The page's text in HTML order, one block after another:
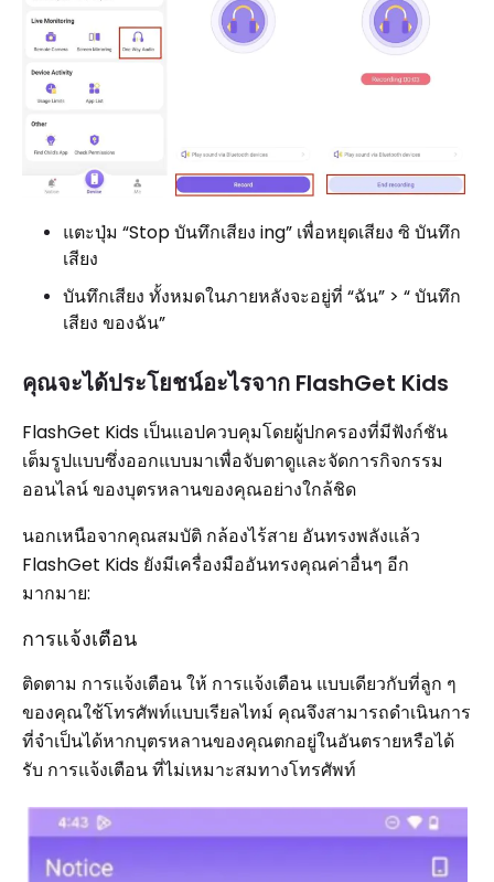
แตะปุ่ม “Stop บันทึกเสียง ing” เพื่อหยุดเสียง ซิ บันทึก
เสียง
บันทึกเสียง ทั้งหมดในภายหลังจะอยู่ที่ “ฉัน” > “ บันทึก
เสียง ของฉัน”
คุณจะได้ประโยชน์อะไรจาก FlashGet Kids
FlashGet Kids เป็นแอปควบคุมโดยผู้ปกครองที่มีฟังก์ชัน
เต็มรูปแบบซึ่งออกแบบมาเพื่อจับตาดูและจัดการกิจกรรม
ออนไลน์ ของบุตรหลานของคุณอย่างใกล้ชิด
นอกเหนือจากคุณสมบัติ กล้องไร้สาย อันทรงพลังแล้ว
FlashGet Kids ยังมีเครื่องมืออันทรงคุณค่าอื่นๆ อีก
มากมาย:
การแจ้งเตือน
ติดตาม การแจ้งเตือน ให้ การแจ้งเตือน แบบเดียวกับที่ลูก ๆ
ของคุณใช้โทรศัพท์แบบเรียลไทม์ คุณจึงสามารถดำเนินการ
ที่จำเป็นได้หากบุตรหลานของคุณตกอยู่ในอันตรายหรือได้
รับ การแจ้งเตือน ที่ไม่เหมาะสมทางโทรศัพท์